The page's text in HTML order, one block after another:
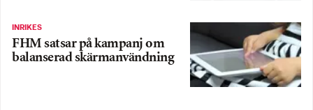
INRIKES
FHM satsar på kampanj om
balanserad skärmanvändning